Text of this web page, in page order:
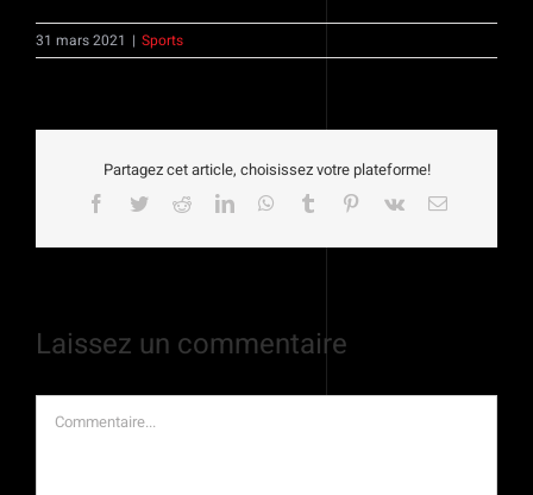
31 mars 2021 | Sports
Partagez cet article, choisissez votre plateforme!
Facebook
TwitterRedditLinkedInWhatsApp
Tumblr Pinterest
Vk Email
Laissez un commentaire
Commentaire